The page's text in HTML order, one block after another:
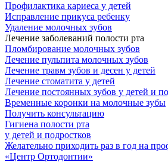
Профилактика кариеса у детей
Исправление прикуса ребенку
Удаление молочных зубов
Лечение заболеваний полости рта
Пломбирование молочных зубов
Лечение пульпита молочных зубов
Лечение травм зубов и десен у детей
Лечение стоматита у детей
Лечение постоянных зубов у детей и
Временные коронки на молочные зубы
Получить консультацию
Гигиена полости рта
у детей и подростков
Желательно приходить раз в год на
«Центр Ортодонтии»